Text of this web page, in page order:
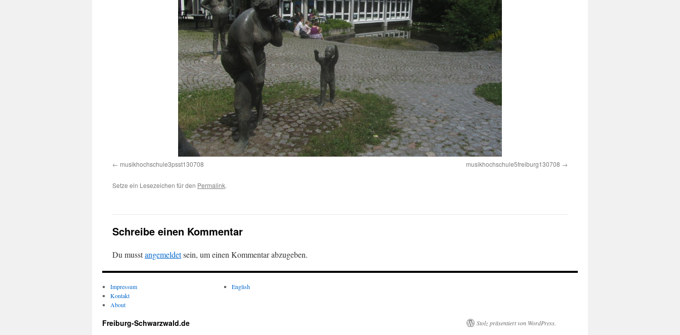
musikhochschule3psst130708 musikhochschule5freiburg130708
Setze ein Lesezeichen für den Permalink.
Schreibe einen Kommentar
Du musstangemeldetsein, um einen Kommentar abzugeben.
Impressum
Kontakt
About
English
Freiburg-Schwarzwald.de Stolz präsentiert von WordPress.